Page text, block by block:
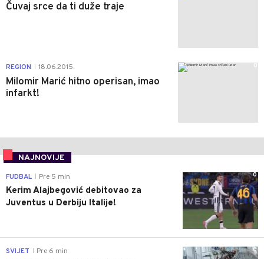
Čuvaj srce da ti duže traje
REGION 18.06.2015.
Milomir Marić hitno operisan, imao
infarkt!
0
NAJNOVIJE
0
FUDBAL Pre 5 min
Kerim Alajbegović debitovao za
Juventus u Derbiju Italije!
0
SVIJET Pre 6 min